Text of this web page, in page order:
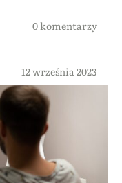
0 komentarzy
12 września 2023